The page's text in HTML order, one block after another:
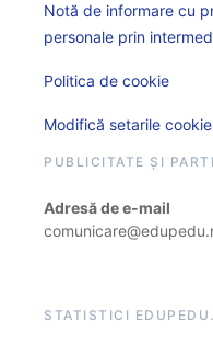
Notă de informare cu
personale prin
Politica de cookie
Modifică setarile
PUBLICITATE ȘI
Adresă de e-mail
STATISTICI